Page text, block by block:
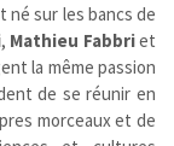
né sur les bancs de
, Mathieu Fabbriet
la même passion
de se réunir en
morceaux et de